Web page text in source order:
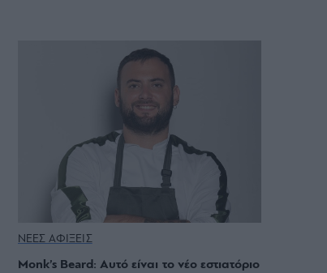
ΝΕΕΣ ΑΦΙΞΕΙΣ
Monk’s Beard: Αυτό είναι το νέο εστιατόριο